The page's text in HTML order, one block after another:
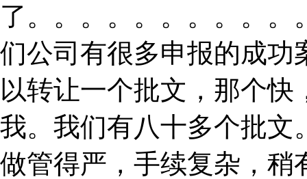
了。。。。。。。。。
们公司有很多申报的成功
以转让一个批文，那个
我。我们有八十多个批文
做管得严，手续复杂，稍